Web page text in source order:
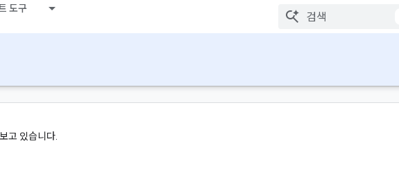
도구
고 있습니다.